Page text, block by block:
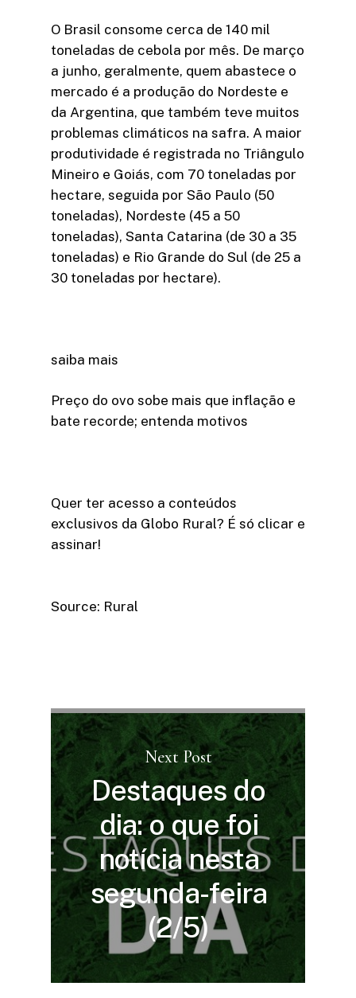
O Brasil consome cerca de 140 mil
toneladas de cebola por mês. De março
a junho, geralmente, quem abastece o
mercado é a produção do Nordeste e
da Argentina, que também teve muitos
problemas climáticos na safra. A maior
produtividade é registrada no Triângulo
Mineiro e Goiás, com 70 toneladas por
hectare, seguida por São Paulo (50
toneladas), Nordeste (45 a 50
toneladas), Santa Catarina (de 30 a 35
toneladas) e Rio Grande do Sul (de 25 a
30 toneladas por hectare).
saiba mais
Preço do ovo sobe mais que inflação e
bate recorde; entenda motivos
Quer ter acesso a conteúdos
exclusivos da Globo Rural? É só clicar e
assinar!​
Source: Rural
Next Post
Destaques do
dia: o que foi
notícia nesta
segunda-feira
(2/5)